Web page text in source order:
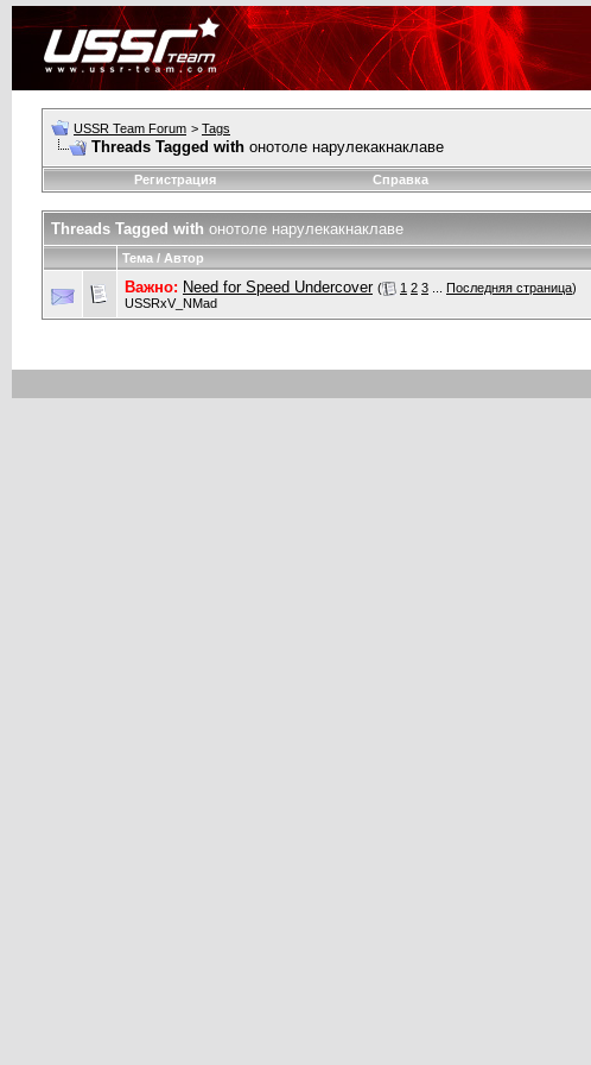
USSR Team Forum > Tags
Threads Tagged with онотоле нарулекакнаклаве
Регистрация
Справка
Threads Tagged with онотоле нарулекакнаклаве
Тема / Автор
Важно: Need for Speed Undercover ( 1 2 3 Последняя страница)
USSRxV_NMad